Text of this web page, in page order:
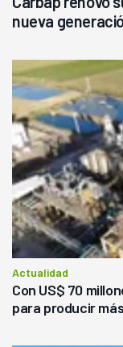
nueva
Actualidad
Con US$ 70
para producir